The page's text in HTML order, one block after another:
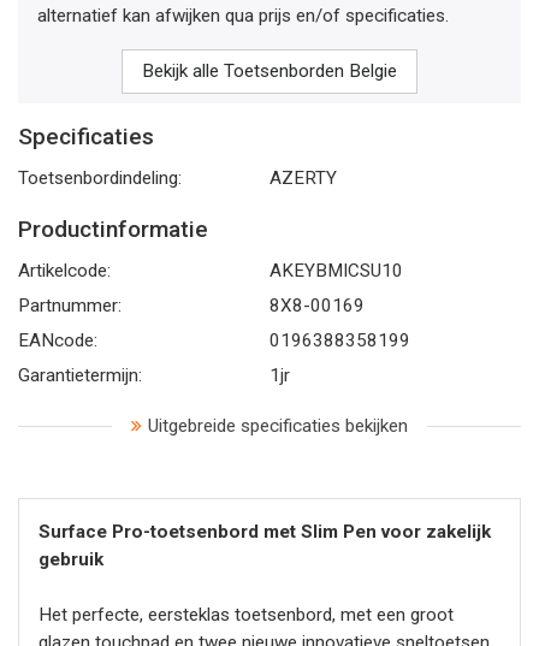
alternatief kan afwijken qua prijs en/of specificaties.
Bekijk alle Toetsenborden Belgie
Specificaties
Toetsenbordindeling: AZERTY
Productinformatie
Artikelcode:
AKEYBMICSU10
Partnummer:
8X8-00169
EANcode:
0196388358199
Garantietermijn:
1jr
Uitgebreide specificaties bekijken
Surface Pro-toetsenbord met Slim Pen voor zakelijk
gebruik
Het perfecte, eersteklas toetsenbord, met een groot